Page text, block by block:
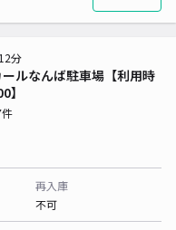
ルなんば駐車場【利用時
】
分
再入庫
不可